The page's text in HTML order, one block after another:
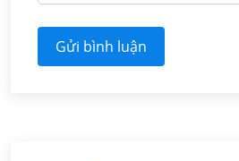
Gửi bình luận